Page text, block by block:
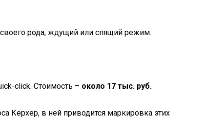
рода, ждущий или спящий режим.
click. Стоимость – около 17 тыс. руб.
Керхер, в ней приводится маркировка этих